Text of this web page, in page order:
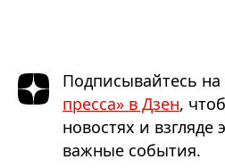
Подписывайтесь на
пресса» в Дзен,
новостях и взгляде
важные события.